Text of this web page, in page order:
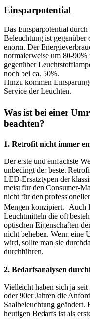
Einsparpotential
Das Einsparpotential
Beleuchtung ist gegenüber
enorm. Der
normalerweise um 80-90%
gegenüber
noch bei ca. 50%.
Hinzu kommen
Service der Leuchten.
Was ist bei einer
beachten?
1. Retrofit nicht immer
Der erste und einfachste
unbedingt der beste.
LED-Ersatztypen der
meist für den Consumer-
nicht für den
Mengen konzipiert. Auch
Leuchtmitteln die oft
optischen Eigenschaften
nicht beheben. Wenn eine
wird, sollte man sie
durchführen.
2. Bedarfsanalysen
Vielleicht haben sich ja
oder 90er Jahren die
Saalbeleuchtung geändert.
heutigen Bedarfs ist als